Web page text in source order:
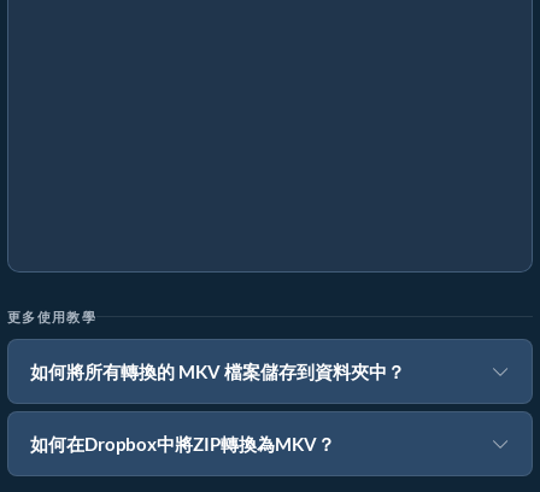
更多使用教學
如何將所有轉換的 MKV 檔案儲存到資料夾中？
如何在Dropbox中將ZIP轉換為MKV？